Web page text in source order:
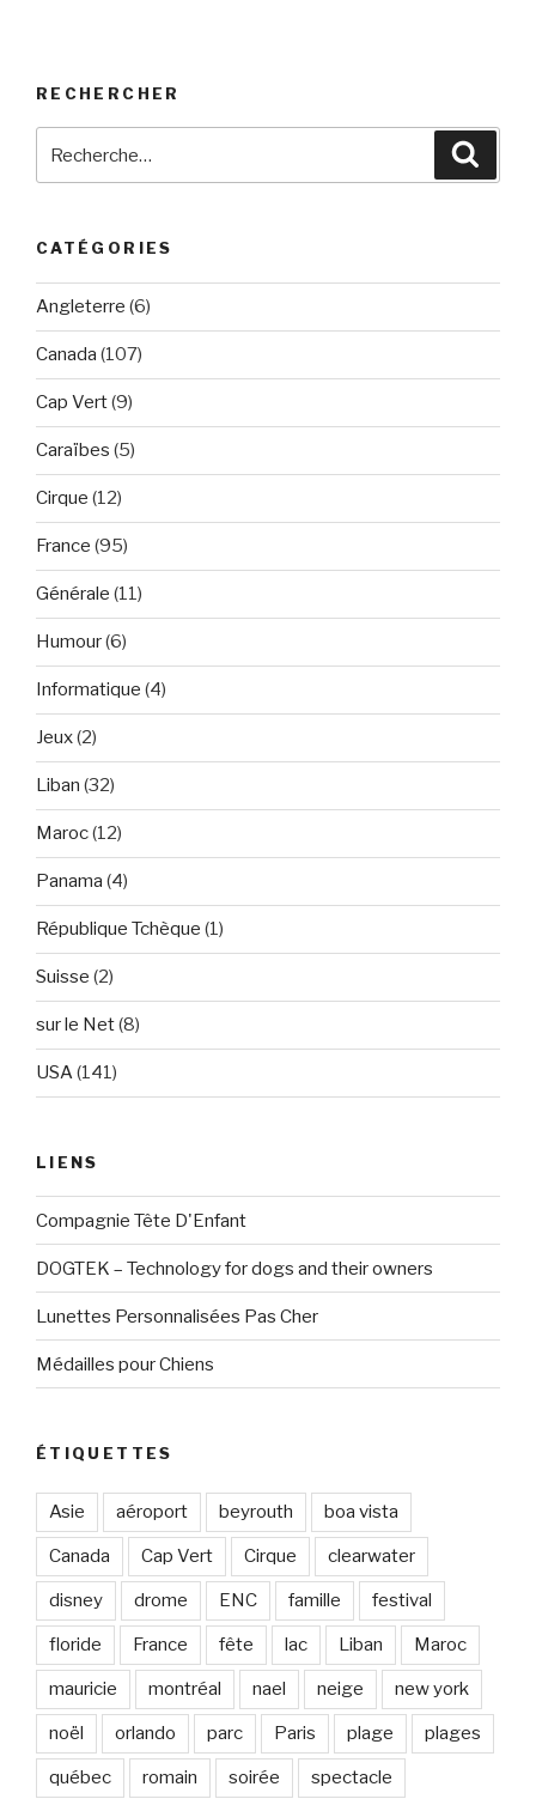
RECHERCHER
CATÉGORIES
Angleterre (6)
Canada (107)
Cap Vert(9)
Caraïbes (5)
Cirque (12)
France (95)
Générale (11)
Humour(6)
Informatique (4)
Jeux(2)
Liban (32)
Maroc(12)
Panama (4)
République Tchèque (1)
Suisse (2)
sur le Net(8)
USA(141)
LIENS
Compagnie Tête D'Enfant
DOGTEK – Technology for dogs and their owners
Lunettes Personnalisées Pas Cher
Médailles pour Chiens
ÉTIQUETTES
Asie aéroport beyrouth boa vista
Canada Cap Vert Cirque clearwater
disney drome ENC famille festival
floride France fête lac Liban Maroc
mauricie montréal nael neige new york
noël orlando parc Paris plage plages
québec romain soirée spectacle